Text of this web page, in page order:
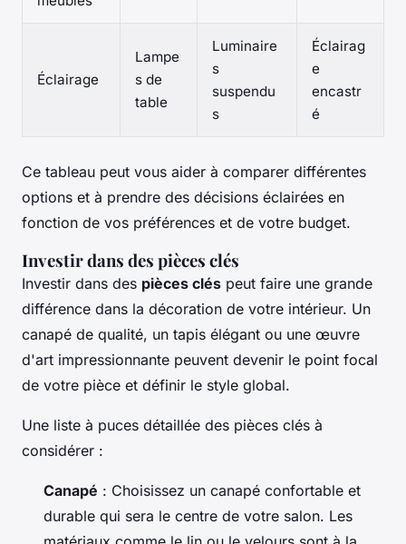
Éclairage
Lampe
s de
table
Luminaire
s
suspendu
s
Éclairag
e
encastr
é
Ce tableau peut vous aider à comparer différentes
options et à prendre des décisions éclairées en
fonction de vos préférences et de votre budget.
Investir dans des pièces clés
Investir dans des pièces clés peut faire une grande
différence dans la décoration de votre intérieur. Un
canapé de qualité, un tapis élégant ou une œuvre
d'art impressionnante peuvent devenir le point focal
de votre pièce et définir le style global.
Une liste à puces détaillée des pièces clés à
considérer :
Canapé : Choisissez un canapé confortable et
durable qui sera le centre de votre salon. Les